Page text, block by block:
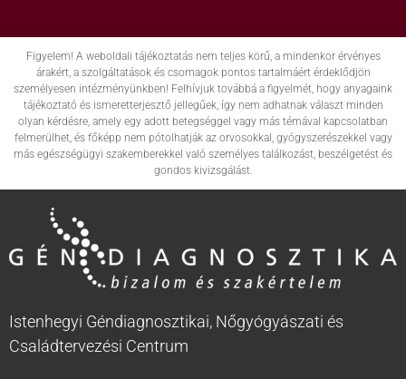
Figyelem! A weboldali tájékoztatás nem teljes körű, a mindenkor érvényes
árakért, a szolgáltatások és csomagok pontos tartalmáért érdeklődjön
személyesen intézményünkben! Felhívjuk továbbá a figyelmét, hogy anyagaink
tájékoztató és ismeretterjesztő jellegűek, így nem adhatnak választ minden
olyan kérdésre, amely egy adott betegséggel vagy más témával kapcsolatban
felmerülhet, és főképp nem pótolhatják az orvosokkal, gyógyszerészekkel vagy
más egészségügyi szakemberekkel való személyes találkozást, beszélgetést és
gondos kivizsgálást.
Istenhegyi Géndiagnosztikai, Nőgyógyászati és
Családtervezési Centrum